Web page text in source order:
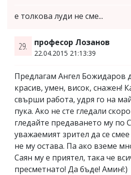
е толкова луди не сме...
29. професор Лозанов
22.04.2015 21:13:39
Предлагам Ангел Божидаров
красив, умен, висок, снажен!
свърши работа, удря го на
пука. Ако не сте гледали
гледайте предаването му по
уважаемият зрител да се
не му остава. Па ако вземе
Саян му е приятел, така че
пресметнато! Да бъде! Амин!:)